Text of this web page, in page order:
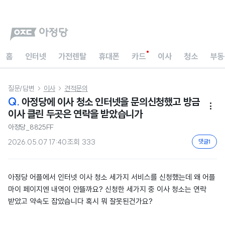
홈 인터넷 가전렌탈 휴대폰 카드 이사 청소 부
질문/답변  이사  견적문의
Q. 아정당에 이사 청소 인터넷을 문의신청했고 방금
이사 클린 두곳은 연락을 받았습니가

아정당_8825FF
2026.05.07 17:40조회 333 댓글1
아정당 어플에서 인터넷 이사 청소 세가지 서비스를 신청했는데 왜 어플
마이 페이지엔 내역이 안뜰까요? 신청한 세가지 중 이사 청소는 연락
받았고 약속도 잡았습니다 혹시 뭐 잘못된건가요?